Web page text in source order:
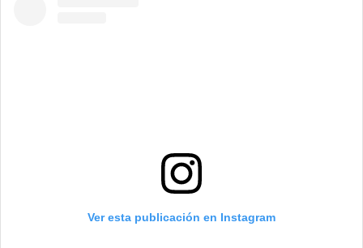
Ver esta publicación en Instagram